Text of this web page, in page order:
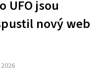
UFO jsou
nový web